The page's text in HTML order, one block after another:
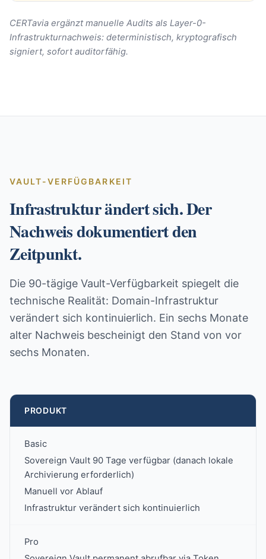
CERTavia ergänzt manuelle Audits als Layer-0-
Infrastrukturnachweis: deterministisch, kryptografisch
signiert, sofort auditorfähig.
VAULT-VERFÜGBARKEIT
Infrastruktur ändert sich. Der
Nachweis dokumentiert den
Zeitpunkt.
Die 90-tägige Vault-Verfügbarkeit spiegelt die
technische Realität: Domain-Infrastruktur
verändert sich kontinuierlich. Ein sechs Monate
alter Nachweis bescheinigt den Stand von vor
sechs Monaten.
PRODUKT
Basic
Sovereign Vault 90 Tage verfügbar (danach lokale
Archivierung erforderlich)
Manuell vor Ablauf
Infrastruktur verändert sich kontinuierlich
Pro